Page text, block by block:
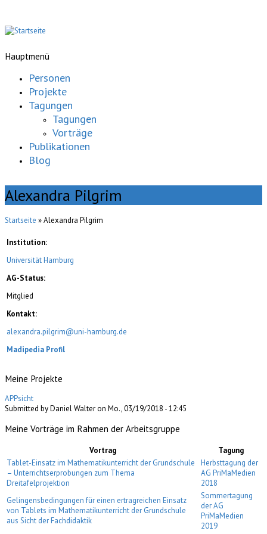
Hauptmenü
Personen
Projekte
Tagungen
Tagungen
Vorträge
Publikationen
Blog
Alexandra Pilgrim
Startseite » Alexandra Pilgrim
Institution:
Universität Hamburg
AG-Status:
Mitglied
Kontakt:
alexandra.pilgrim@uni-hamburg.de
Madipedia Profil
Meine Projekte
APPsicht
Submitted by Daniel Walter on Mo., 03/19/2018 - 12:45
Meine Vorträge im Rahmen der Arbeitsgruppe
Vortrag
Tagung
Tablet-Einsatz im Mathematikunterricht der Grundschule
– Unterrichtserprobungen zum Thema
Dreitafelprojektion
Herbsttagung der
AG PriMaMedien
2018
Gelingensbedingungen für einen ertragreichen Einsatz
von Tablets im Mathematikunterricht der Grundschule
aus Sicht der Fachdidaktik
Sommertagung
der AG
PriMaMedien
2019